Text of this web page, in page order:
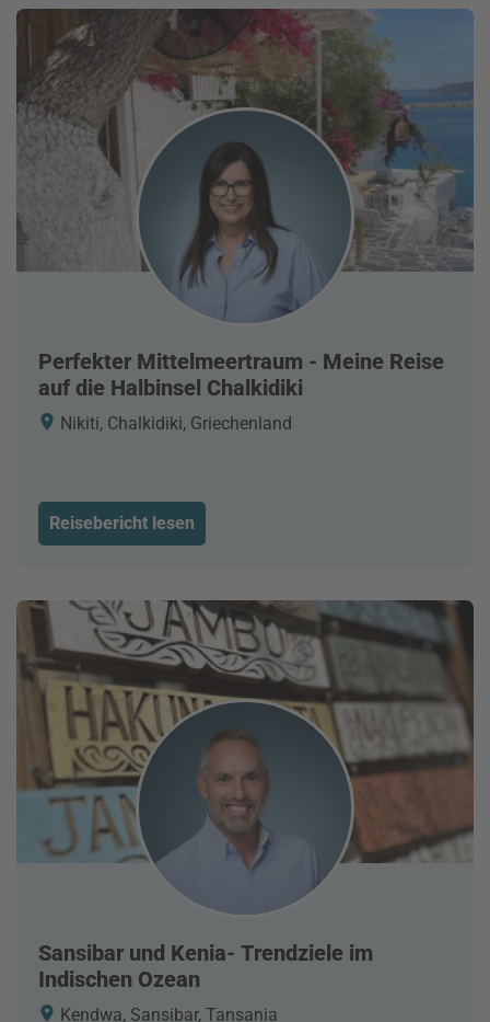
Perfekter Mittelmeertraum - Meine Reise
auf die Halbinsel Chalkidiki
Nikiti, Chalkidiki, Griechenland
Reisebericht lesen
Sansibar und Kenia- Trendziele im
Indischen Ozean
Kendwa, Sansibar, Tansania